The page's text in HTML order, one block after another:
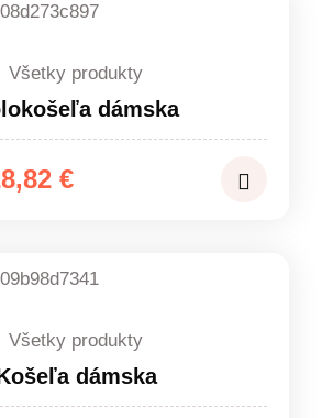
through
68,53 €
Všetky produkty
dámska
€Price
through
28,82 €
Všetky produkty
dámska